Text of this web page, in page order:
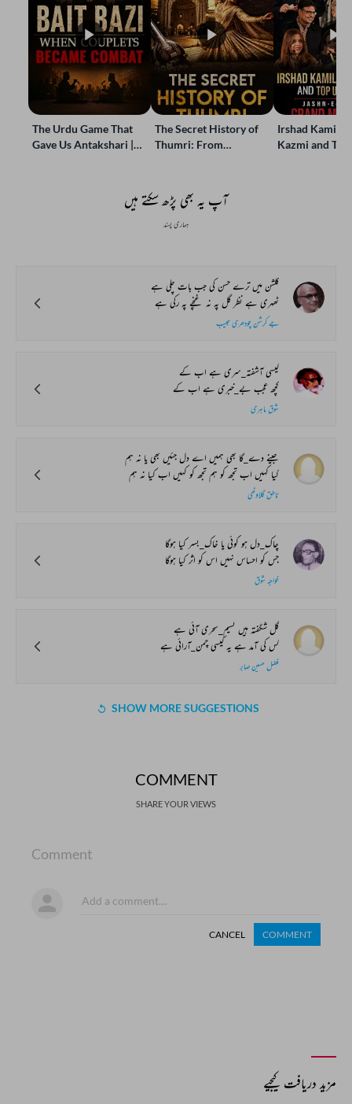
The Urdu Game That
Gave Us Antakshari |
The Secret History of
Thumri: From
Irshad Kamil,
Kazmi and
آپ یہ بھی پڑھ سکتے ہیں
ہماری پسند
گلشن میں ترے حسن کی جب بات چلی ہے
ٹھہری ہے نظر گل پہ نہ غنچے پہ رکی ہے
جے کرشن چودھری حبیب
کیسی آشفتہ_سری ہے اب کے
کچھ عجب بے_خبری ہے اب کے
شوق ماہری
جینے دے_گا بھی ہمیں اے دل جئیں بھی یا نہ ہم
کیا کہیں اب تجھ کو ہم تجھ کو کہیں اب کیا نہ ہم
ناطق گلاوٹھی
چاک_دل ہو کوئی یا خاک_بسر کیا ہوگا
جس کو احساس نہیں اس کو اثر کیا ہوگا
خواجہ شوق
گل شگفتہ ہیں نسیم_سحری آئی ہے
کس کی آمد ہے یہ کیسی چمن_آرائی ہے
فضل حسین صابر
SHOW MORE SUGGESTIONS
COMMENT
SHARE YOUR VIEWS
Comment
CANCEL COMMENT
مزید دریافت کیجیے